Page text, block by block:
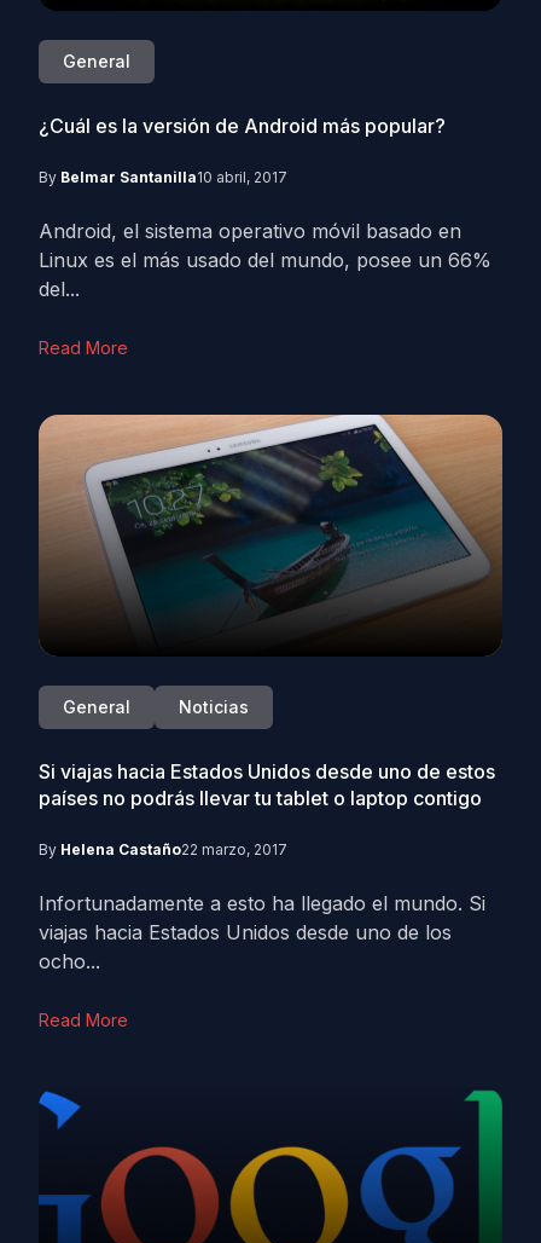
General
¿Cuál es la versión de Android más popular?
By Belmar Santanilla10 abril, 2017
Android, el sistema operativo móvil basado en
Linux es el más usado del mundo, posee un 66%
del...
Read More
General Noticias
Si viajas hacia Estados Unidos desde uno de estos
países no podrás llevar tu tablet o laptop contigo
By Helena Castaño22 marzo, 2017
Infortunadamente a esto ha llegado el mundo. Si
viajas hacia Estados Unidos desde uno de los
ocho...
Read More